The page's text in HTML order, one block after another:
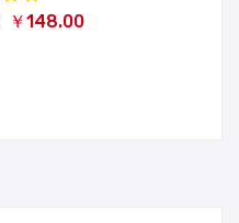
￥148.00